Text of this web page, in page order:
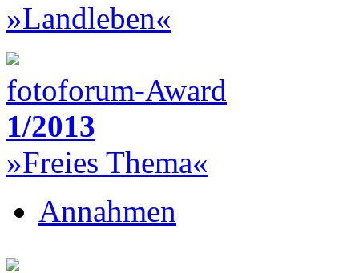
»Landleben«
fotoforum-Award
1/2013
»Freies Thema«
Annahmen